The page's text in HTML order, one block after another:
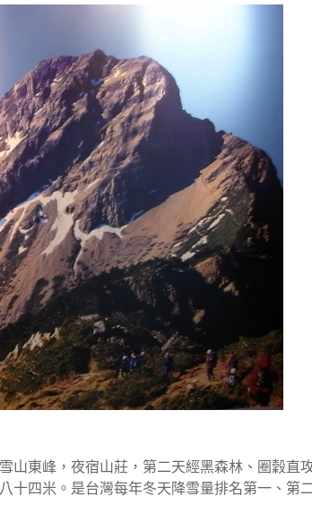
山東峰，夜宿山莊，第二天經黑森林、圈穀直
十四米。是台灣每年冬天降雪量排名第一、第